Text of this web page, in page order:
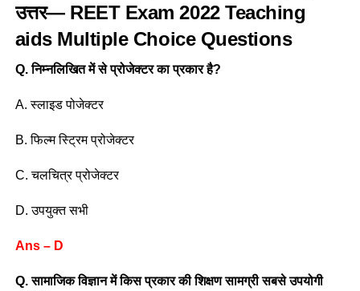
उत्तर— REET Exam 2022 Teaching
aidsMultiple Choice Questions
Q. निम्नलिखित में से प्रोजेक्टर का प्रकार है?
A. स्लाइड पोजेक्टर
B. फिल्म स्ट्रिम प्रोजेक्टर
C. चलचित्र प्रोजेक्टर
D. उपयुक्त सभी
Ans – D
Q. सामाजिक विज्ञान में किस प्रकार की शिक्षण सामग्री सबसे उपयोगी